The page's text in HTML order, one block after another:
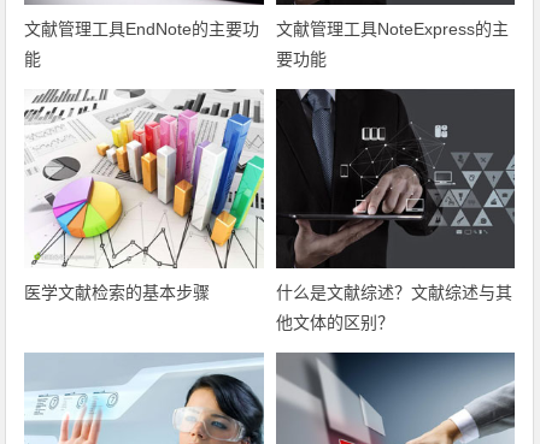
文献管理工具EndNote的主要功
能
文献管理工具NoteExpress的主
要功能
医学文献检索的基本步骤
什么是文献综述？文献综述与其
他文体的区别？